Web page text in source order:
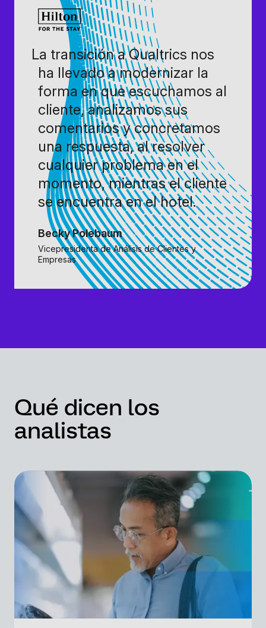
La transición a Qualtrics nos
ha llevado a modernizar la
forma en que escuchamos al
cliente, analizamos sus
comentarios y concretamos
una respuesta, al resolver
cualquier problema en el
momento, mientras el cliente
se encuentra en el hotel.
Becky Polebaum
Vicepresidenta de Análisis de Clientes y
Empresas
Qué dicen los
analistas